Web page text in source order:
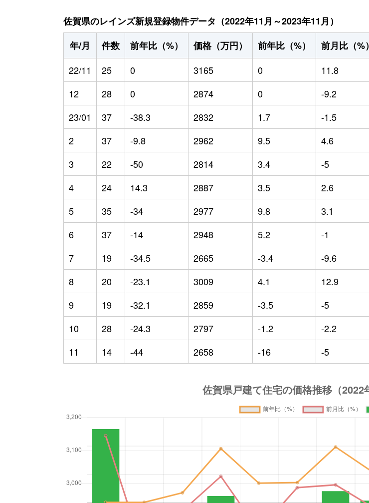
佐賀県のレインズ新規登録物件データ（2022年11月～2023年11月）
年/月
件数 前年比（%） 価格（万円） 前年比（%） 前月比（%）
22/11
25 0 3165 0 11.8
12
28 0 2874 0 -9.2
23/01
37 -38.3 2832 1.7 -1.5
2
37 -9.8 2962 9.5 4.6
3
22 -50 2814 3.4 -5
4
24 14.3 2887 3.5 2.6
5
35 -34 2977 9.8 3.1
6
37 -14 2948 5.2 -1
7
19 -34.5 2665 -3.4 -9.6
8
20 -23.1 3009 4.1 12.9
9
19 -32.1 2859 -3.5 -5
10
28 -24.3 2797 -1.2 -2.2
11
14 -44 2658 -16 -5